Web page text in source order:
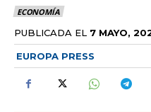
ECONOMÍA
PUBLICADA EL 7 MAYO,
EUROPA PRESS